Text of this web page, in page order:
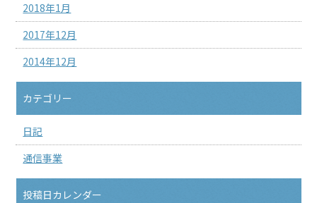
2018年1月
2017年12月
2014年12月
カテゴリー
日記
通信事業
投稿日カレンダー